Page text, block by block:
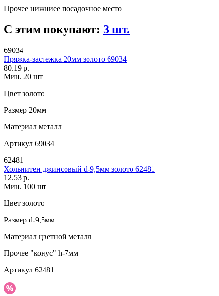
Прочее нижниее посадочное место
С этим покупают: 3 шт.
69034
Пряжка-застежка 20мм золото 69034
80.19 р.
Мин. 20 шт
Цвет золото
Размер 20мм
Материал металл
Артикул 69034
62481
Хольнитен джинсовый d-9,5мм золото 62481
12.53 р.
Мин. 100 шт
Цвет золото
Размер d-9,5мм
Материал цветной металл
Прочее "конус" h-7мм
Артикул 62481